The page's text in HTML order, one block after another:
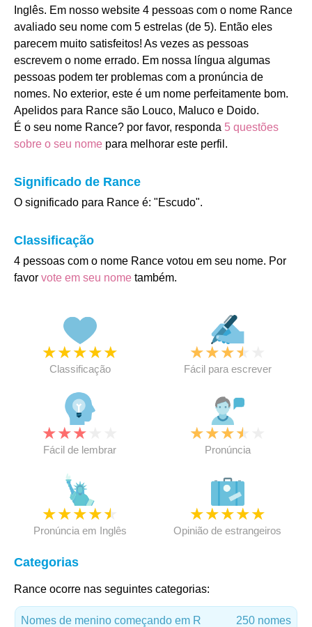
Inglês. Em nosso website 4 pessoas com o nome Rance
avaliado seu nome com 5 estrelas (de 5). Então eles
parecem muito satisfeitos! As vezes as pessoas
escrevem o nome errado. Em nossa língua algumas
pessoas podem ter problemas com a pronúncia de
nomes. No exterior, este é um nome perfeitamente bom.
Apelidos para Rance são Louco, Maluco e Doido.
É o seu nome Rance? por favor, responda 5 questões
sobre o seu nome para melhorar este perfil.
Significado de Rance
O significado para Rance é: "Escudo".
Classificação
4 pessoas com o nome Rance votou em seu nome. Por
favor vote em seu nome também.
★★★★★
Classificação
★★★★
Fácil para escrever
★★★
Fácil de lembrar
★★★★
Pronúncia
★★★★★
Pronúncia em Inglês
★★★★★
Opinião de estrangeiros
Categorias
Rance ocorre nas seguintes categorias:
Nomes de menino começando em R 250 nomes